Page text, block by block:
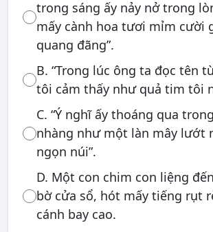
trong sáng ấy nảy nở trong
mấy cành hoa tươi mỉm cười
quang đãng”.
B. “Trong lúc ông ta đọc tên
tôi cảm thấy như quả tim tôi
C. “Ý nghĩ ấy thoáng qua
nhàng như một làn mây lướt
ngọn núi”.
D. Một con chim con liệng
bờ cửa sổ, hót mấy tiếng rụt
cánh bay cao.